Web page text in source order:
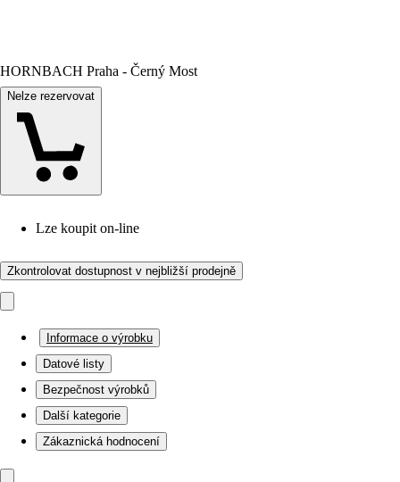
HORNBACH Praha - Černý Most
Nelze rezervovat
Lze koupit on-line
Zkontrolovat dostupnost v nejbližší prodejně
Informace o výrobku
Datové listy
Bezpečnost výrobků
Další kategorie
Zákaznická hodnocení